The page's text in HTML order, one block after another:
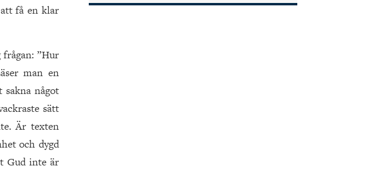
få en klar
”Hur
man en
något
sätt
Är texten
och dygd
Gud inte är